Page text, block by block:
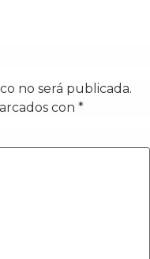
no será publicada.
con *